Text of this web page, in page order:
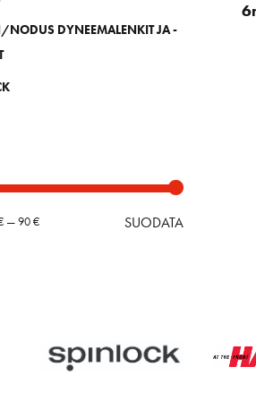
NODUS DYNEEMALENKIT JA -
Minimihinta
SUODATA
—90 €